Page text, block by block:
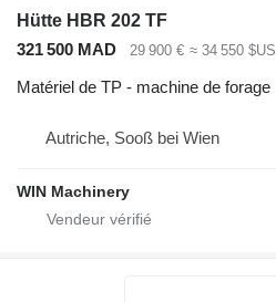
Hütte HBR 202 TF
321 500 MAD
29 900 € ≈ 34 550 $US
Matériel de TP - machine de forage
Autriche, Sooß bei Wien
WIN Machinery